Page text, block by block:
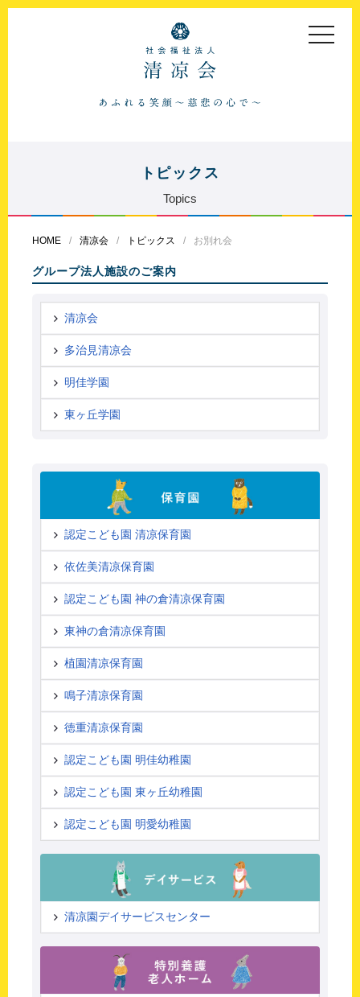
toggle
トピックス
Topics
HOME 清凉会 トピックス お別れ会
グループ法人施設のご案内
清凉会
多治見清凉会
明佳学園
東ヶ丘学園
認定こども園 清凉保育園
依佐美清凉保育園
認定こども園 神の倉清凉保育園
東神の倉清凉保育園
植園清凉保育園
鳴子清凉保育園
徳重清凉保育園
認定こども園 明佳幼稚園
認定こども園 東ヶ丘幼稚園
認定こども園 明愛幼稚園
清凉園デイサービスセンター